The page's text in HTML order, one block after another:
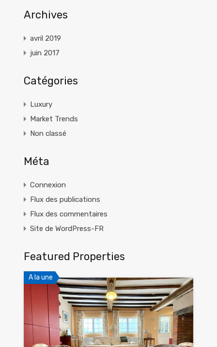
Archives
avril 2019
juin 2017
Catégories
Luxury
Market Trends
Non classé
Méta
Connexion
Flux des publications
Flux des commentaires
Site de WordPress-FR
Featured Properties
A la une